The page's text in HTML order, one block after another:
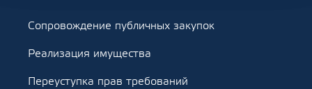
Сопровождение публичных закупок
Реализация имущества
Переуступка прав требований